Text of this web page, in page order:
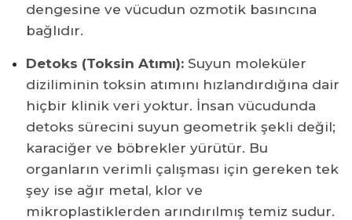
dengesine ve vücudun ozmotik basıncına
bağlıdır.
Detoks (Toksin Atımı): Suyun moleküler
diziliminin toksin atımını hızlandırdığına dair
hiçbir klinik veri yoktur. İnsan vücudunda
detoks sürecini suyun geometrik şekli değil;
karaciğer ve böbrekler yürütür. Bu
organların verimli çalışması için gereken tek
şey ise ağır metal, klor ve
mikroplastiklerden arındırılmış temiz sudur.